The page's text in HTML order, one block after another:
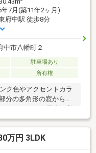
年7月(築11年2ヶ月)
府中駅 徒歩8分
中市八幡町２
駐車場あり
所有権
ク色やアクセントカラ
の多角形の窓からは
な重厚感と、甘くロマ
えないこだわりの邸
けの特別な物語をこ
高い耐震性、耐火性、
万円 3LDK